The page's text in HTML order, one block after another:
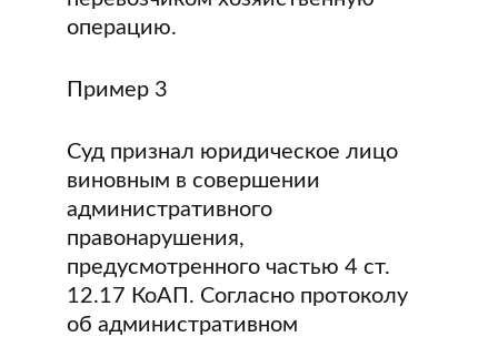
операцию.
Пример 3
Суд признал юридическое лицо
виновным в совершении
административного
правонарушения,
предусмотренного частью 4 ст.
12.17 КоАП. Согласно протоколу
об административном